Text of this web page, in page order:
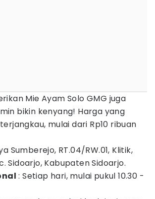
Mie Ayam Solo GMG juga
bikin kenyang! Harga yang
mulai dari Rp10 ribuan
Sumberejo, RT.04/RW.01, Klitik,
Sidoarjo, Kabupaten Sidoarjo.
: Setiap hari, mulai pukul 10.30 -